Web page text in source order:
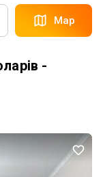
Map
-